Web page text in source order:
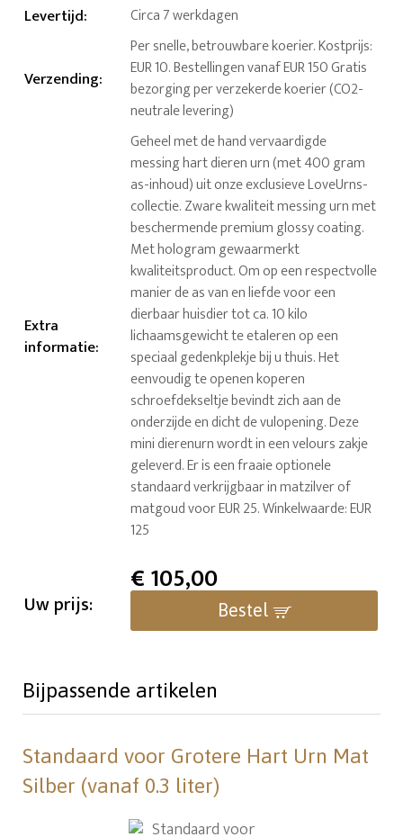
Levertijd: Circa 7 werkdagen
Verzending:
Per snelle, betrouwbare koerier. Kostprijs:
EUR 10. Bestellingen vanaf EUR 150 Gratis
bezorging per verzekerde koerier (CO2-
neutrale levering)
Extra
informatie:
Geheel met de hand vervaardigde
messing hart dieren urn (met 400 gram
as-inhoud) uit onze exclusieve LoveUrns-
collectie. Zware kwaliteit messing urn met
beschermende premium glossy coating.
Met hologram gewaarmerkt
kwaliteitsproduct. Om op een respectvolle
manier de as van en liefde voor een
dierbaar huisdier tot ca. 10 kilo
lichaamsgewicht te etaleren op een
speciaal gedenkplekje bij u thuis. Het
eenvoudig te openen koperen
schroefdekseltje bevindt zich aan de
onderzijde en dicht de vulopening. Deze
mini dierenurn wordt in een velours zakje
geleverd. Er is een fraaie optionele
standaard verkrijgbaar in matzilver of
matgoud voor EUR 25. Winkelwaarde: EUR
125
Uw prijs:
€105,00
Bestel
Bijpassende artikelen
Standaard voor Grotere Hart Urn Mat
Silber (vanaf 0.3 liter)